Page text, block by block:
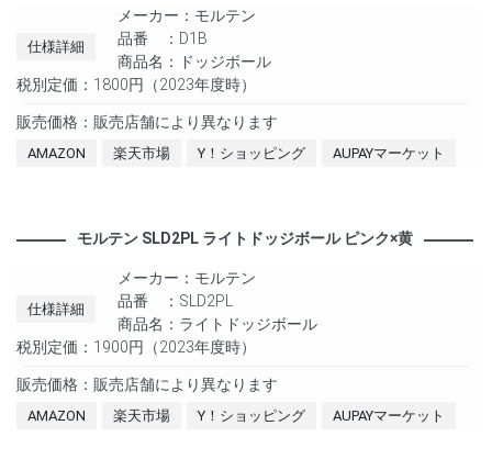
仕様詳細
メーカー：モルテン
品番 ：D1B
商品名：ドッジボール
税別定価：1800円（2023年度時）
販売価格：販売店舗により異なります
AMAZON 楽天市場 Y！ショッピング AUPAYマーケット
モルテン SLD2PL ライトドッジボール ピンク×黄
仕様詳細
メーカー：モルテン
品番 ：SLD2PL
商品名：ライトドッジボール
税別定価：1900円（2023年度時）
販売価格：販売店舗により異なります
AMAZON 楽天市場 Y！ショッピング AUPAYマーケット